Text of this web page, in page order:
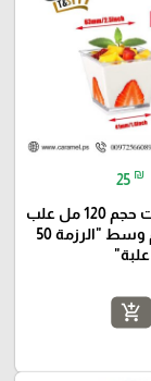
25 ₪
كاسات حلويات حجم 120 مل علب
حلويات حجم وسط "الرزمة 50
علبة"
add_shopping_cart